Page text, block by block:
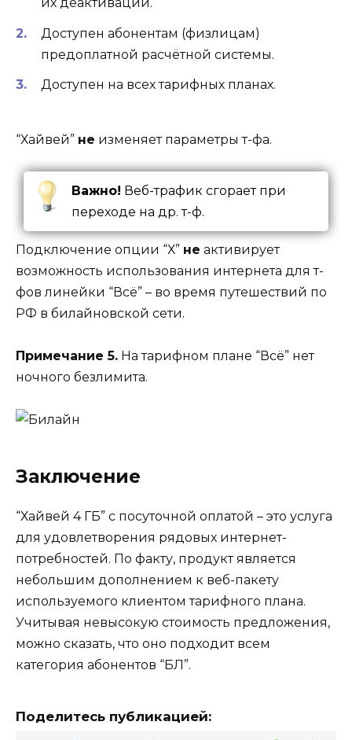
их деактивации.
Доступен абонентам (физлицам)
предоплатной расчётной системы.
Доступен на всех тарифных планах.
“Хайвей” не изменяет параметры т-фа.
Важно! Веб-трафик сгорает при
переходе на др. т-ф.
Подключение опции “Х” не активирует
возможность использования интернета для т-
фов линейки “Всё” – во время путешествий по
РФ в билайновской сети.
Примечание 5. На тарифном плане “Всё” нет
ночного безлимита.
Заключение
“Хайвей 4 ГБ” с посуточной оплатой – это услуга
для удовлетворения рядовых интернет-
потребностей. По факту, продукт является
небольшим дополнением к веб-пакету
используемого клиентом тарифного плана.
Учитывая невысокую стоимость предложения,
можно сказать, что оно подходит всем
категория абонентов “БЛ”.
Поделитесь публикацией: